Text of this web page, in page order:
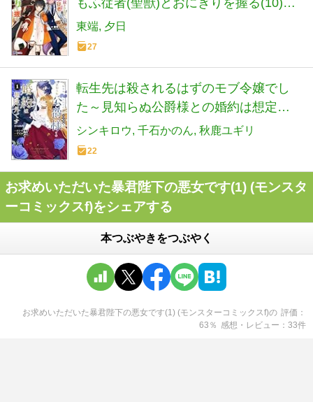
(モンスターコミックスf)
東端 夕日
27
転生先は殺されるはずのモブ令嬢でし
た～見知らぬ公爵様との婚約は想定外
です～@COMIC 第1巻 (Celicaコミック
ス)
シンキロウ 千石かのん 秋鹿ユギリ
22
お求めいただいた暴君陛下の悪女です(1) (モンスタ
ーコミックスf)をシェアする
本つぶやきをつぶやく
お求めいただいた暴君陛下の悪女です(1) (モンスターコミックスf)の 評価
63 ％ 感想・レビュー 33件